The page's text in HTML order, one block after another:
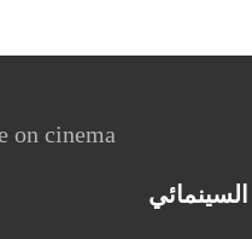
السينمائي